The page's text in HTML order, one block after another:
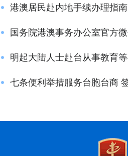
港澳居民赴内地手续办理指南